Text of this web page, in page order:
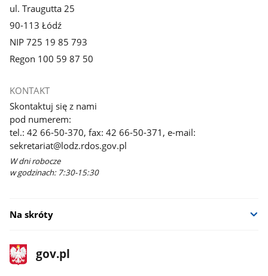
ul. Traugutta 25
90-113 Łódź
NIP 725 19 85 793
Regon 100 59 87 50
KONTAKT
Skontaktuj się z nami
pod numerem:
tel.: 42 66-50-370, fax: 42 66-50-371, e-mail:
sekretariat@lodz.rdos.gov.pl
W dni robocze
w godzinach: 7:30-15:30
Na skróty
stopka
gov.pl
Strona
gov.pl